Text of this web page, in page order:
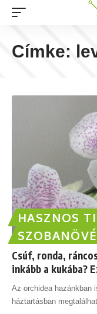
Címke:
HASZNOS
Csúf, ronda,
inkább a kukába?
Az orchidea hazánkban
háztartásban